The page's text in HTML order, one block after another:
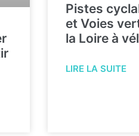
Pistes
et Voies
la Loire à
LIRE LA SUITE